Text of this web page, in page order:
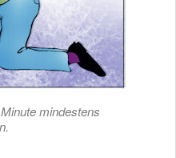
mindestens